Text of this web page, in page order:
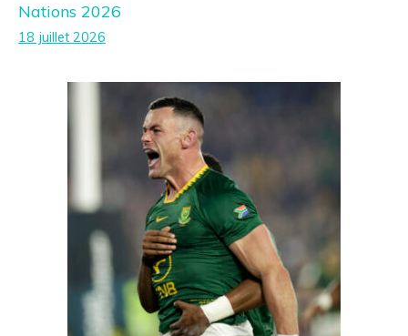
Nations 2026
18 juillet 2026